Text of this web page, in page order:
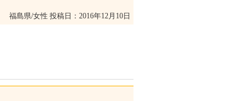
福島県/女性 投稿日：2016年12月10日